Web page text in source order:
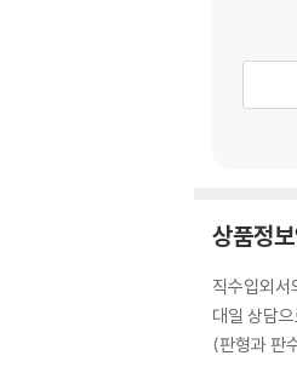
상품정
직수입외서
대일 상담
(판형과 판